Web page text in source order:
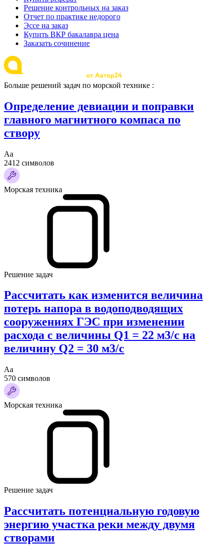
Решение контрольных на заказ
Отчет по практике недорого
Эссе на заказ
Купить ВКР бакалавра цена
Заказать сочинение
Больше решений задач по морской технике :
Определение девиации и поправки
главного магнитного компаса по
створу
Аа
2412 символов
Морская техника
Решение задач
Рассчитать как изменится величина
потерь напора в водоподводящих
сооружениях ГЭС при изменении
расхода с величины Q1 = 22 м3/с на
величину Q2 = 30 м3/с
Аа
570 символов
Морская техника
Решение задач
Рассчитать потенциальную годовую
энергию участка реки между двумя
створами